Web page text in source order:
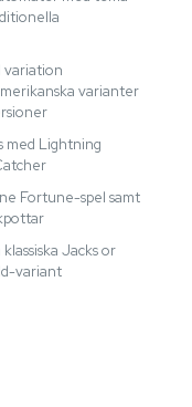
varianter
med Lightning
Fortune-spel samt
Jacks or
variant